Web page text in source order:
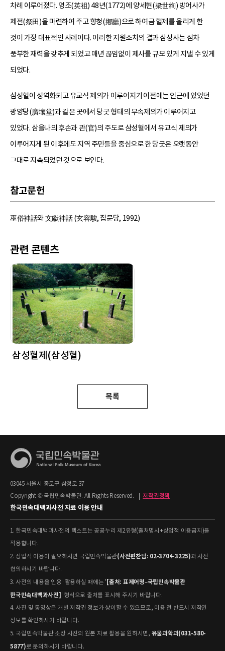
차례 이루어졌다. 영조(英祖) 48년(1772)에 양세현(梁世絢) 방어사가
제전(祭田)을 마련하여 주고 향청(鄕廳)으로 하여금 혈제를 올리게 한
것이 가장 대표적인 사례이다. 이러한 지원조치의 결과 삼성사는 점차
풍부한 재력을 갖추게 되었고 매년 끊임없이 제사를 규모 있게 지낼 수 있게
되었다.
삼성혈이 성역화되고 유교식 제의가 이루어지기 이전에는 인근에 있었던
광양당(廣壤堂)과 같은 곳에서 당굿 형태의 무속제의가 이루어지고
있었다. 삼을나의 후손과 관(官)의 주도로 삼성혈에서 유교식 제의가
이루어지게 된 이후에도 지역 주민들을 중심으로 한 당굿은 오랫동안
그대로 지속되었던 것으로 보인다.
참고문헌
巫俗神話와 文獻神話 (玄容駿, 집문당, 1992)
관련 콘텐츠
삼성혈제(삼성혈)
목록
03045 서울시 종로구 삼청로 37
Copyright © 국립민속박물관. All Rights Reserved.
저작권정책
한국민속대백과사전 자료 이용 안내
1. 한국민속대백과사전의 텍스트는 공공누리 제2유형(출처명시+상업적 이용금지)을
적용합니다.
2. 상업적 이용이 필요하시면 국립민속박물관(사전편찬팀: 02-3704-3225)과 사전
협의하시기 바랍니다.
3. 사전의 내용을 인용·활용하실 때에는 ' [출처: 표제어명–국립민속박물관
한국민속대백과사전] ' 형식으로 출처를 표시해 주시기 바랍니다.
4. 사진 및 동영상은 개별 저작권 정보가 상이할 수 있으므로, 이용 전 반드시 저작권
정보를 확인하시기 바랍니다.
5. 국립민속박물관 소장 사진의 원본 자료 활용을 원하시면, 유물과학과(031-580-
5877)로 문의하시기 바랍니다.